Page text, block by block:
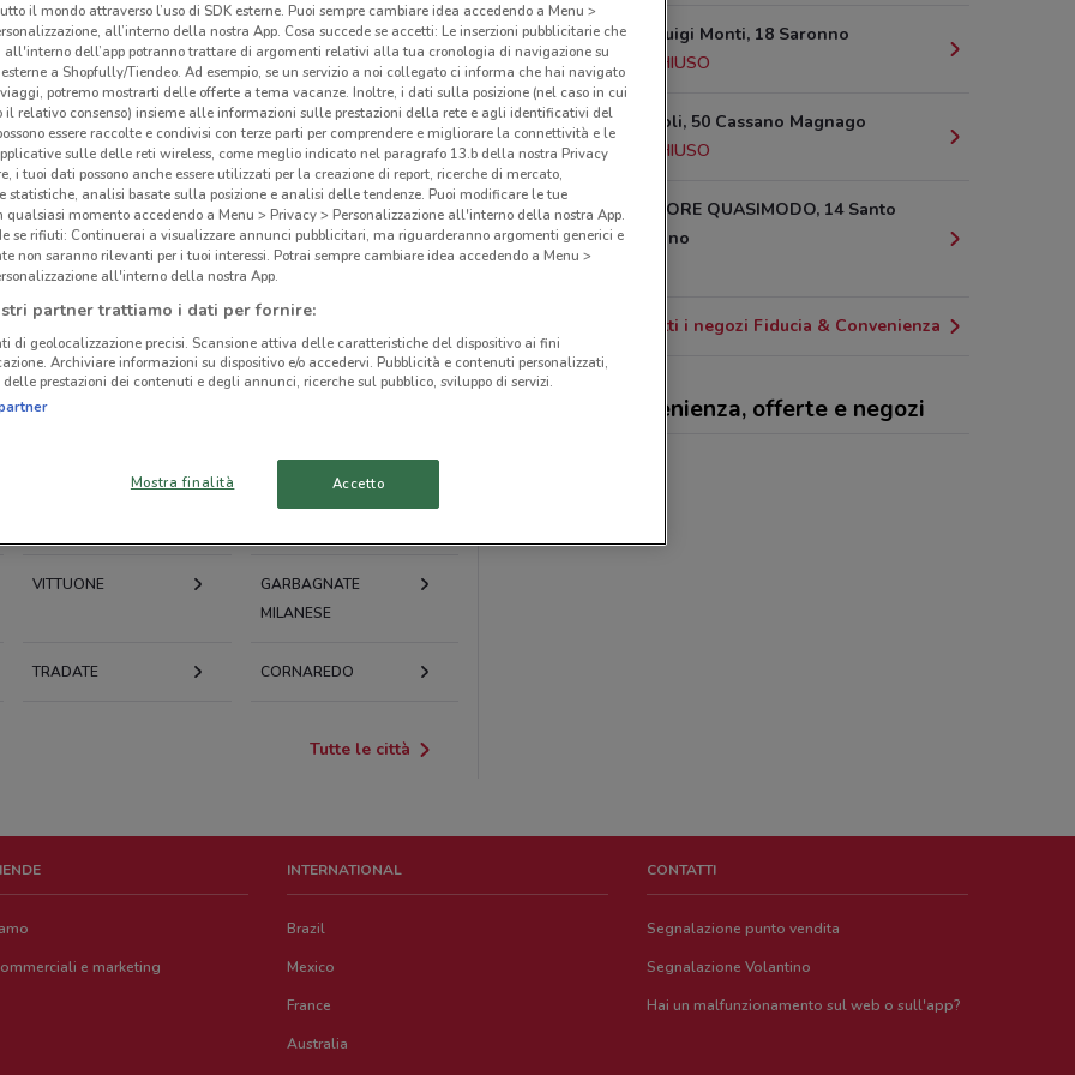
RESCALDINA
VITTUONE
GARBAGNATE
MILANESE
TRADATE CORNAREDO
Tutte le città
Via Padre Luigi Monti, 18 Saronno
10.1 km
CHIUSO
Via Gasparoli, 50 Cassano Magnago
10.5 km
CHIUSO
VIA SALVATORE QUASIMODO, 14 Santo
Stefano Ticino
11.9 km
Tutti i negozi Fiducia & Convenienza
Fiducia & Convenienza, offerte e negozi
e marketing
INTERNATIONAL
Brazil
Mexico
France
Australia
CONTATTI
Segnalazione punto vendita
Segnalazione Volantino
Hai un malfunzionamento sul web o sull'app?
il mondo attraverso l’uso di SDK esterne. Puoi sempre cambiare idea accedendo a Menu >
all’interno della nostra App. Cosa succede se accetti: Le inserzioni pubblicitarie che
all'interno dell’app potranno trattare di argomenti relativi alla tua cronologia di navigazione su
a Shopfully/Tiendeo. Ad esempio, se un servizio a noi collegato ci informa che hai navigato
potremo mostrarti delle offerte a tema vacanze. Inoltre, i dati sulla posizione (nel caso in cui
il relativo consenso) insieme alle informazioni sulle prestazioni della rete e agli identificativi del
essere raccolte e condivisi con terze parti per comprendere e migliorare la connettività e le
sulle delle reti wireless, come meglio indicato nel paragrafo 13.b della nostra Privacy
i tuoi dati possono anche essere utilizzati per la creazione di report, ricerche di mercato,
statistiche, analisi basate sulla posizione e analisi delle tendenze. Puoi modificare le tue
qualsiasi momento accedendo a Menu > Privacy > Personalizzazione all'interno della nostra App.
se rifiuti: Continuerai a visualizzare annunci pubblicitari, ma riguarderanno argomenti generici e
non saranno rilevanti per i tuoi interessi. Potrai sempre cambiare idea accedendo a Menu >
all'interno della nostra App.
partner trattiamo i dati per fornire:
di geolocalizzazione precisi. Scansione attiva delle caratteristiche del dispositivo ai fini
Archiviare informazioni su dispositivo e/o accedervi. Pubblicità e contenuti personalizzati,
prestazioni dei contenuti e degli annunci, ricerche sul pubblico, sviluppo di servizi.
Mostra finalità Accetto